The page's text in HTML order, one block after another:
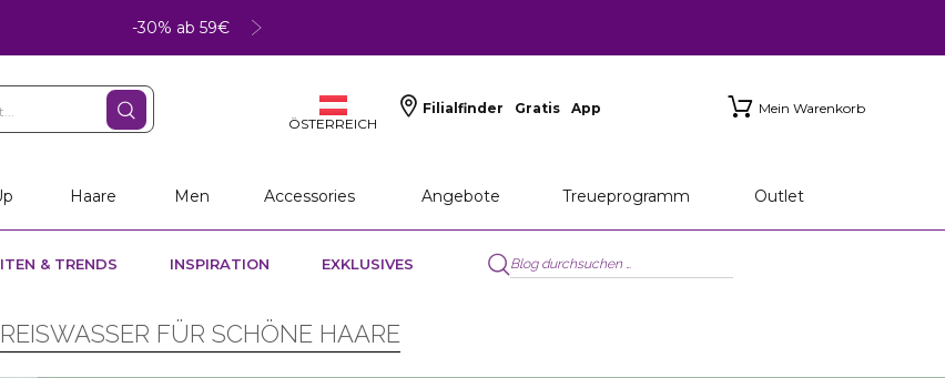
-30% ab 59€
ÖSTERREICH
Filialfinder Gratis App Mein Warenkorb
Haare Men Accessories Angebote Treueprogramm Outlet
& TRENDS INSPIRATION EXKLUSIVES
REISWASSER FÜR SCHÖNE HAARE